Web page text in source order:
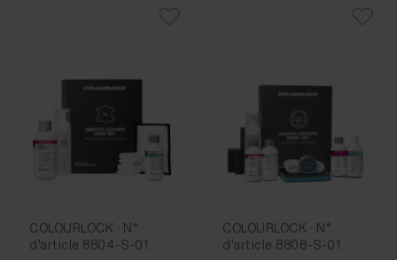
COLOURLOCK · N°
d'article 8804-S-01
COLOURLOCK · N°
d'article 8808-S-01